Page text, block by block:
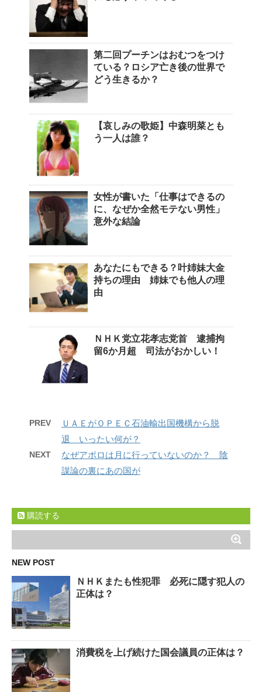
第二回プーチンはおむつをつけ
ている？ロシア亡き後の世界で
どう生きるか？
【哀しみの歌姫】中森明菜とも
う一人は誰？
女性が書いた「仕事はできるの
に、なぜか全然モテない男性」
意外な結論
あなたにもできる？叶姉妹大金
持ちの理由 姉妹でも他人の理
由
ＮＨＫ党立花孝志党首 逮捕拘
留6か月超 司法がおかしい！
PREV
ＵＡＥがＯＰＥＣ石油輸出国機構から脱
退 いったい何が？
NEXT
なぜアポロは月に行っていないのか？ 陰
謀論の裏にあの国が
購読する
NEW POST
ＮＨＫまたも性犯罪 必死に隠す犯人の
正体は？
消費税を上げ続けた国会議員の正体は？